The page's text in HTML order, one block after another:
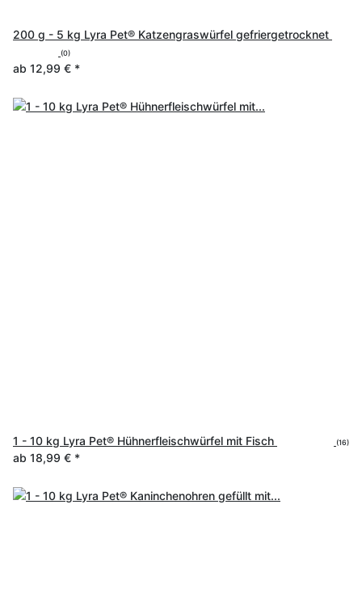
200 g - 5 kg Lyra Pet® Katzengraswürfel gefriergetrocknet
(0)
ab 12,99 € *
1 - 10 kg Lyra Pet® Hühnerfleischwürfel mit Fisch (16)
ab 18,99 € *